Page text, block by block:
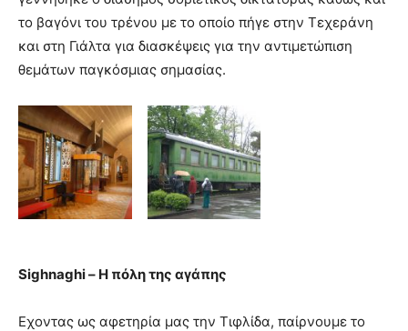
το βαγόνι του τρένου με το οποίο πήγε στην Τεχεράνη
και στη Γιάλτα για διασκέψεις για την αντιμετώπιση
θεμάτων παγκόσμιας σημασίας.
Sighnaghi – Η πόλη της αγάπης
Εχοντας ως αφετηρία μας την Τιφλίδα, παίρνουμε το